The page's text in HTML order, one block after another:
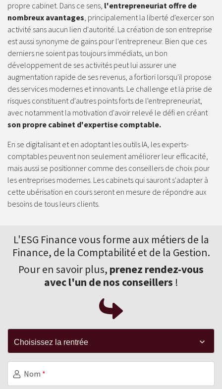
propre cabinet. Dans ce sens, l'entrepreneuriat offre de
nombreux avantages, principalement la liberté d'exercer son
activité sans aucun lien d'autorité. La création de son entreprise
est aussi synonyme de gains pour l'entrepreneur. Bien que ces
derniers ne soient pas toujours immédiats, un bon
développement de ses activités peut lui assurer une
augmentation rapide de ses revenus, a fortiori lorsqu'il propose
des services modernes et innovants. Le challenge et la prise de
risques constituent d'autres points forts de l'entrepreneuriat,
avec notamment la motivation d'avoir relevé le défi en créant
son propre cabinet d'expertise comptable.
En se digitalisant et en adoptant les outils IA, les experts-
comptables peuvent non seulement améliorer leur efficacité,
mais aussi se positionner comme des conseillers de choix pour
les entreprises modernes. Les cabinets qui sauront s'adapter à
cette ubérisation en cours seront en mesure de répondre aux
besoins de tous leurs clients.
L'ESG Finance vous forme aux métiers de la
Finance, de la Comptabilité et de la Gestion.
Pour en savoir plus, prenez rendez-vous
avec l'un de nos conseillers !
Nom *